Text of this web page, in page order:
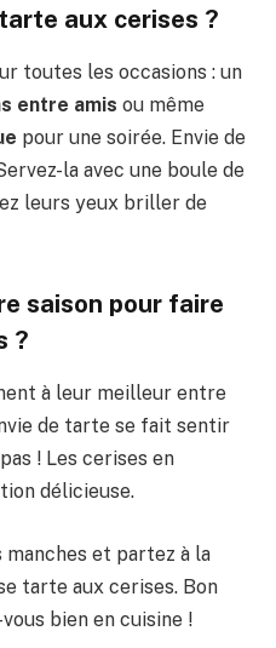
aux cerises ?
toutes les occasions : un
entre amis ou même
pour une soirée. Envie de
la avec une boule de
leurs yeux briller de
saison pour faire
?
à leur meilleur entre
de tarte se fait sentir
! Les cerises en
délicieuse.
et partez à la
tarte aux cerises. Bon
bien en cuisine !